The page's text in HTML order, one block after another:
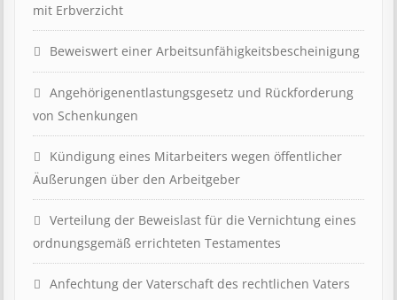
mit Erb­verzicht
Beweis­wert einer Arbeits­un­fähig­keits­be­scheinig­ung
Angehörigenent­lastungs­ge­setz und Rück­ford­er­ung
von Schenk­ung­en
Kündigung eines Mit­ar­beit­ers wegen öffent­lich­er
Äuß­er­ung­en über den Ar­beit­geber
Ver­teil­ung der Be­weis­last für die Ver­nicht­ung eines
ord­nungs­ge­mäß er­richt­et­en Test­ament­es
Anfechtung der Vaterschaft des rechtlichen Vaters